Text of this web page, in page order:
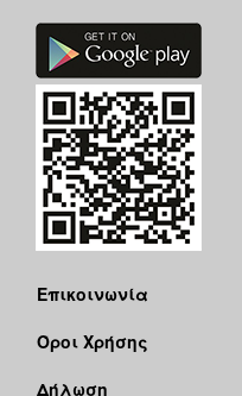
Επικοινωνία
Όροι Χρήσης
Δήλωση